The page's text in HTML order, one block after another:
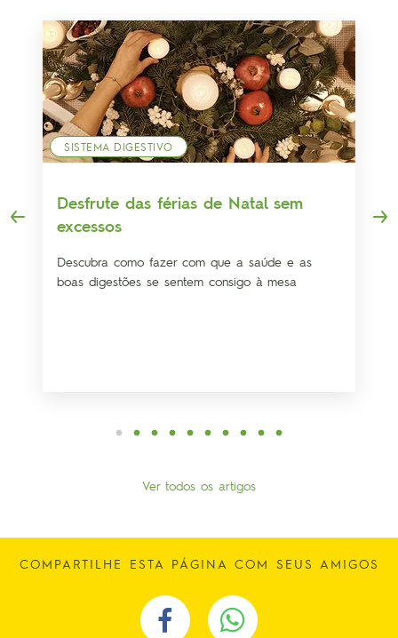
SISTEMA DIGESTIVO
Desfrute das férias de Natal sem
excessos
Descubra como fazer com que a saúde e as
boas digestões se sentem consigo à mesa
Ver todos os artigos
COMPARTILHE ESTA PÁGINA COM SEUS AMIGOS